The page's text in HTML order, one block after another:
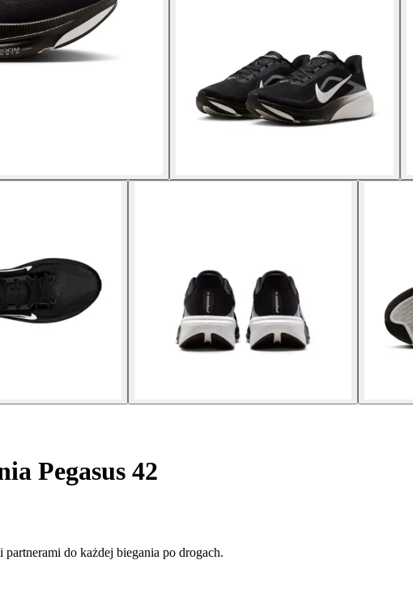
Pegasus 42
do każdej biegania po drogach.